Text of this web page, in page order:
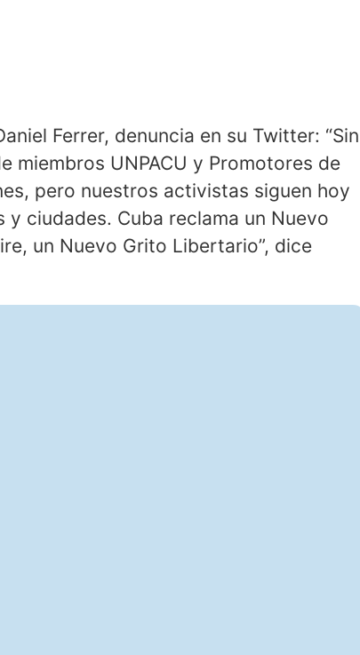
Ferrer, denuncia en su Twitter: “Sin
miembros UNPACU y Promotores de
pero nuestros activistas siguen hoy
ciudades. Cuba reclama un Nuevo
un Nuevo Grito Libertario”, dice